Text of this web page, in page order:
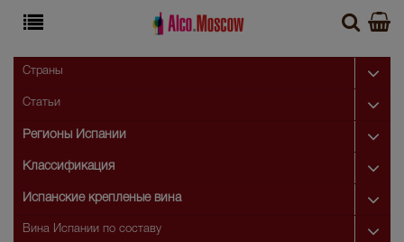
Страны
Статьи
Регионы Испании
Классификация
Испанские крепленые вина
Вина Испании по составу